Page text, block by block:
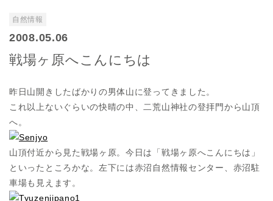
自然情報
2008.05.06
戦場ヶ原へこんにちは
昨日山開きしたばかりの男体山に登ってきました。
これ以上ないぐらいの快晴の中、二荒山神社の登拝門から山頂
へ。
山頂付近から見た戦場ヶ原。今日は「戦場ヶ原へこんにちは」
といったところかな。左下には赤沼自然情報センター、赤沼駐
車場も見えます。